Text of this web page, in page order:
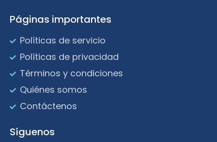
Páginas importantes
Políticas de servicio
Políticas de privacidad
Términos y condiciones
Quiénes somos
Contáctenos
Síguenos